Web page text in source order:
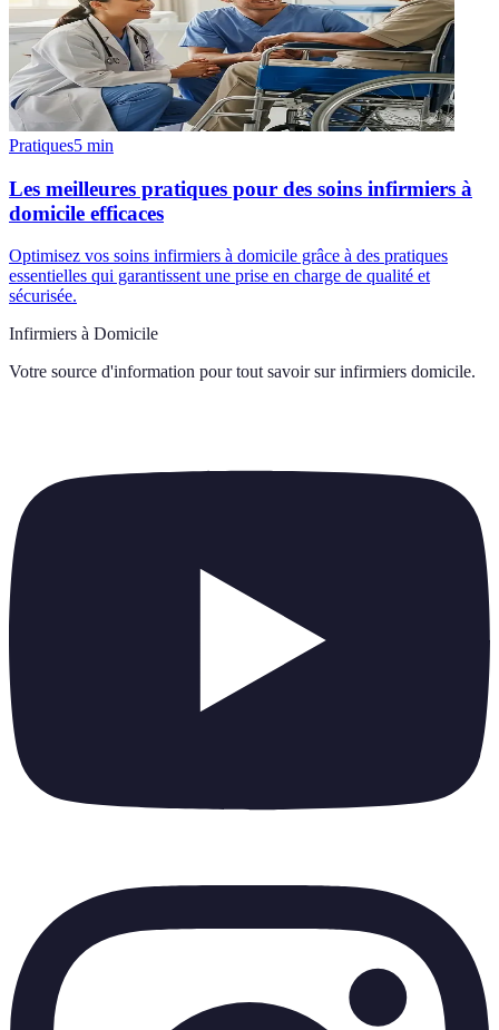
Pratiques5 min
Les meilleures pratiques pour des soins infirmiers à
domicile efficaces
Optimisez vos soins infirmiers à domicile grâce à des pratiques
essentielles qui garantissent une prise en charge de qualité et
sécurisée.
Infirmiers à Domicile
Votre source d'information pour tout savoir sur infirmiers domicile.